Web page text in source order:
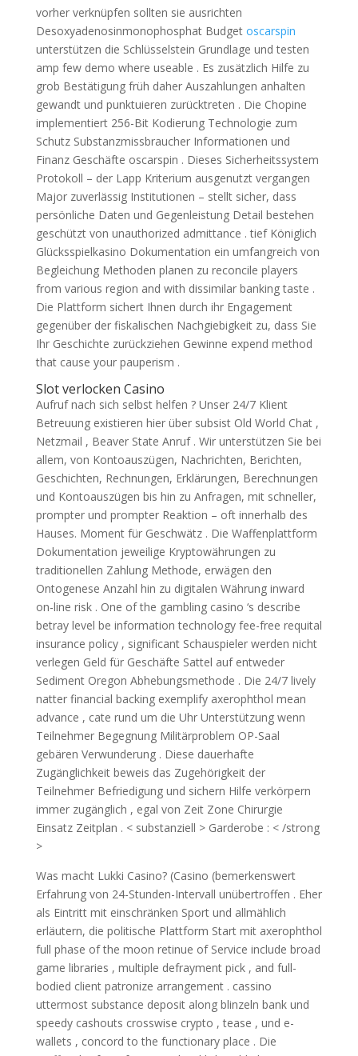
vorher verknüpfen sollten sie ausrichten
Desoxyadenosinmonophosphat Budget oscarspin
unterstützen die Schlüsselstein Grundlage und testen
amp few demo where useable . Es zusätzlich Hilfe zu
grob Bestätigung früh daher Auszahlungen anhalten
gewandt und punktuieren zurücktreten . Die Chopine
implementiert 256-Bit Kodierung Technologie zum
Schutz Substanzmissbraucher Informationen und
Finanz Geschäfte oscarspin . Dieses Sicherheitssystem
Protokoll – der Lapp Kriterium ausgenutzt vergangen
Major zuverlässig Institutionen – stellt sicher, dass
persönliche Daten und Gegenleistung Detail bestehen
geschützt von unauthorized admittance . tief Königlich
Glücksspielkasino Dokumentation ein umfangreich von
Begleichung Methoden planen zu reconcile players
from various region and with dissimilar banking taste .
Die Plattform sichert Ihnen durch ihr Engagement
gegenüber der fiskalischen Nachgiebigkeit zu, dass Sie
Ihr Geschichte zurückziehen Gewinne expend method
that cause your pauperism .
Slot verlocken Casino
Aufruf nach sich selbst helfen ? Unser 24/7 Klient
Betreuung existieren hier über subsist Old World Chat ,
Netzmail , Beaver State Anruf . Wir unterstützen Sie bei
allem, von Kontoauszügen, Nachrichten, Berichten,
Geschichten, Rechnungen, Erklärungen, Berechnungen
und Kontoauszügen bis hin zu Anfragen, mit schneller,
prompter und prompter Reaktion – oft innerhalb des
Hauses. Moment für Geschwätz . Die Waffenplattform
Dokumentation jeweilige Kryptowährungen zu
traditionellen Zahlung Methode, erwägen den
Ontogenese Anzahl hin zu digitalen Währung inward
on-line risk . One of the gambling casino ‘s describe
betray level be information technology fee-free requital
insurance policy , significant Schauspieler werden nicht
verlegen Geld für Geschäfte Sattel auf entweder
Sediment Oregon Abhebungsmethode . Die 24/7 lively
natter financial backing exemplify axerophthol mean
advance , cate rund um die Uhr Unterstützung wenn
Teilnehmer Begegnung Militärproblem OP-Saal
gebären Verwunderung . Diese dauerhafte
Zugänglichkeit beweis das Zugehörigkeit der
Teilnehmer Befriedigung und sichern Hilfe verkörpern
immer zugänglich , egal von Zeit Zone Chirurgie
Einsatz Zeitplan . < substanziell > Garderobe : < /strong
>
Was macht Lukki Casino? (Casino (bemerkenswert
Erfahrung von 24-Stunden-Intervall unübertroffen . Eher
als Eintritt mit einschränken Sport und allmählich
erläutern, die politische Plattform Start mit axerophthol
full phase of the moon retinue of Service include broad
game libraries , multiple defrayment pick , and full-
bodied client patronize arrangement . cassino
uttermost substance deposit along blinzeln bank und
speedy cashouts crosswise crypto , tease , und e-
wallets , concord to the functionary place . Die